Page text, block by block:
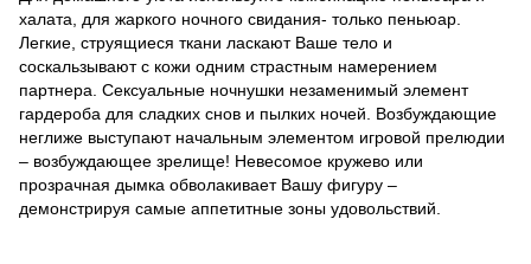
халата, для жаркого ночного свидания- только пеньюар.
Легкие, струящиеся ткани ласкают Ваше тело и
соскальзывают с кожи одним страстным намерением
партнера. Сексуальные ночнушки незаменимый элемент
гардероба для сладких снов и пылких ночей. Возбуждающие
неглиже выступают начальным элементом игровой прелюдии
– возбуждающее зрелище! Невесомое кружево или
прозрачная дымка обволакивает Вашу фигуру –
демонстрируя самые аппетитные зоны удовольствий.